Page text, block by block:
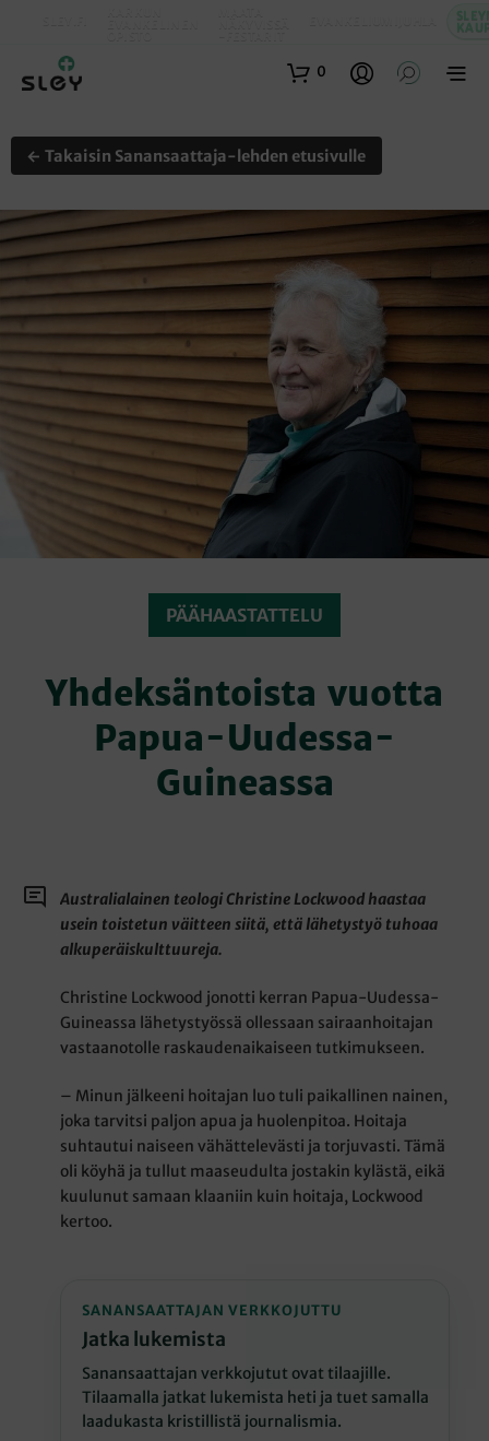
0
← Takaisin Sanansaattaja-lehden etusivulle
PÄÄHAASTATTELU
Yhdeksäntoista vuotta
Papua-Uudessa-
Guineassa
Australialainen teologi Christine Lockwood haastaa
usein toistetun väitteen siitä, että lähetystyö tuhoaa
alkuperäiskulttuureja.
Christine Lockwood jonotti kerran Papua-Uudessa-
Guineassa lähetystyössä ollessaan sairaanhoitajan
vastaanotolle raskaudenaikaiseen tutkimukseen.
– Minun jälkeeni hoitajan luo tuli paikallinen nainen,
joka tarvitsi paljon apua ja huolenpitoa. Hoitaja
suhtautui naiseen vähättelevästi ja torjuvasti. Tämä
oli köyhä ja tullut maaseudulta jostakin kylästä, eikä
kuulunut samaan klaaniin kuin hoitaja, Lockwood
kertoo.
SANANSAATTAJAN VERKKOJUTTU
Jatka lukemista
Sanansaattajan verkkojutut ovat tilaajille.
Tilaamalla jatkat lukemista heti ja tuet samalla
laadukasta kristillistä journalismia.